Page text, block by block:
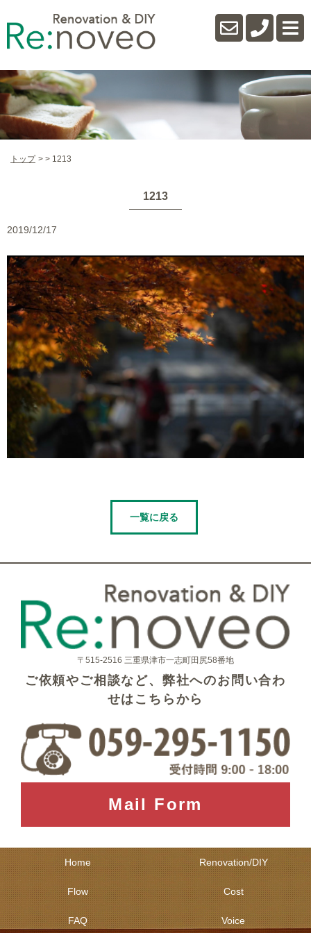
トップ 1213
1213
2019/12/17
一覧に戻る
〒515-2516 三重県津市一志町田尻58番地
ご依頼やご相談など、弊社へのお問い合わ
せはこちらから
Mail Form
Home Renovation/DIY
Flow Cost
FAQ Voice